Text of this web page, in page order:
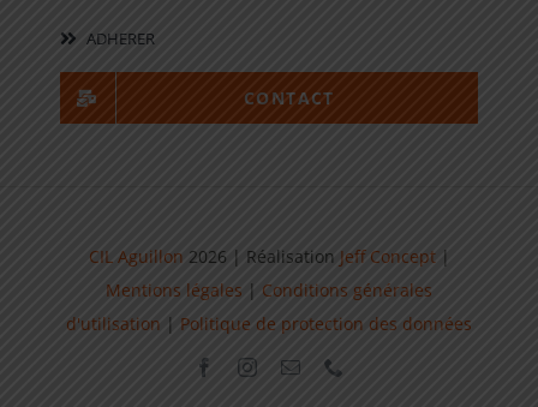
ADHERER
CONTACT
CIL Aguillon 2026 | Réalisation Jeff Concept|
Mentions légales | Conditions générales
d'utilisation | Politique de protection des données